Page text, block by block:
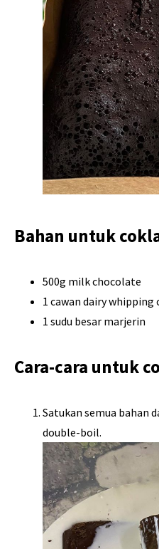
Bahan untuk
500g milk chocolate
1 cawan dairy whipping
1 sudu besar marjerin
Cara-cara untuk
Satukan semua bahan
double-boil.